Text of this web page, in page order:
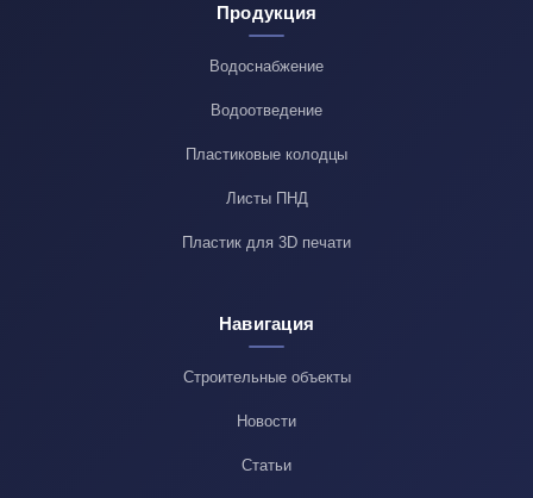
Продукция
Водоснабжение
Водоотведение
Пластиковые колодцы
Листы ПНД
Пластик для 3D печати
Навигация
Строительные объекты
Новости
Статьи